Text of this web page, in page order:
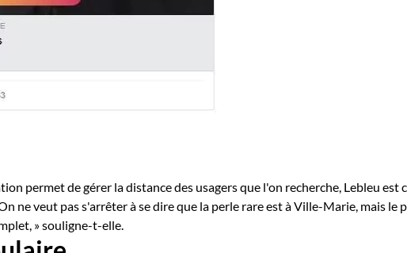
permet de gérer la distance des usagers que l'on recherche, Lebleu
ne veut pas s'arrêter à se dire que la perle rare est à Ville-Marie, mais
» souligne-t-elle.